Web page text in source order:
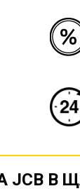
JCB В